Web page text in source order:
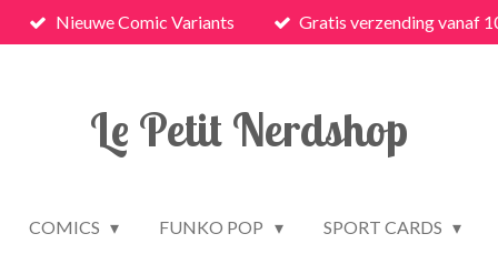
Nieuwe Comic Variants Gratis verzending vanaf
Le Petit Nerdshop
COMICS FUNKO POP SPORT CARDS